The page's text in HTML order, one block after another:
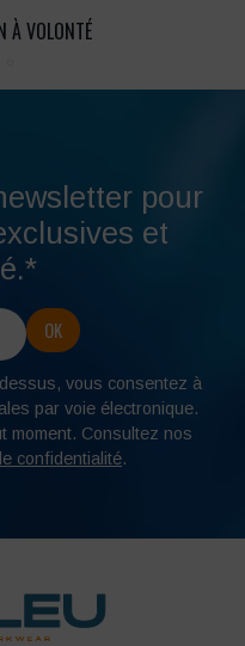
À VOLONTÉ
pour
et
vous consentez à
par voie électronique.
moment. Consultez nos
confidentialité.